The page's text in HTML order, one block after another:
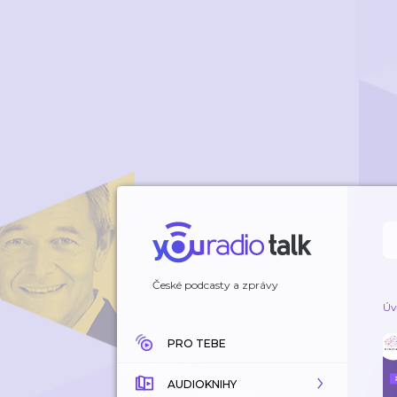
České podcasty a zprávy
PRO TEBE
AUDIOKNIHY